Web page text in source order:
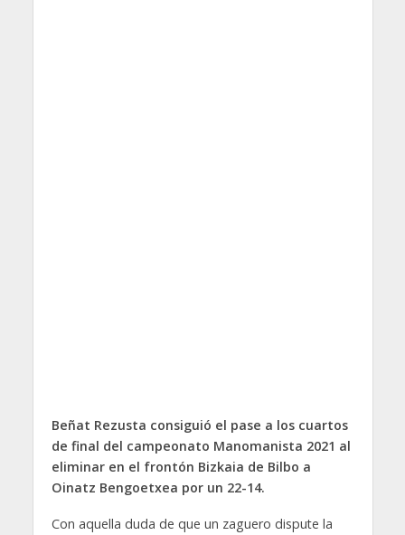
Beñat Rezusta consiguió el pase a los cuartos
de final del campeonato Manomanista 2021 al
eliminar en el frontón Bizkaia de Bilbo a
Oinatz Bengoetxea por un 22-14.
Con aquella duda de que un zaguero dispute la